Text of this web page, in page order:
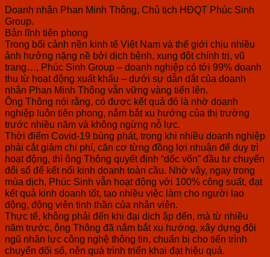
Doanh nhân Phan Minh Thông, Chủ tịch HĐQT Phúc Sinh
Group.
Bản lĩnh tiên phong
Trong bối cảnh nền kinh tế Việt Nam và thế giới chịu nhiều
ảnh hưởng nặng nề bởi dịch bệnh, xung đột chính trị, vũ
trang…, Phúc Sinh Group – doanh nghiệp có tới 99% doanh
thu từ hoạt động xuất khẩu – dưới sự dẫn dắt của doanh
nhân Phan Minh Thông vẫn vững vàng tiến lên.
Ông Thông nói rằng, có được kết quả đó là nhờ doanh
nghiệp luôn tiên phong, nắm bắt xu hướng của thị trường
trước nhiều năm và không ngừng nỗ lực.
Thời điểm Covid-19 bùng phát, trong khi nhiều doanh nghiệp
phải cắt giảm chi phí, căn cơ từng đồng lợi nhuận để duy trì
hoạt động, thì ông Thông quyết định “dốc vốn” đầu tư chuyển
đổi số để kết nối kinh doanh toàn cầu. Nhờ vậy, ngay trong
mùa dịch, Phúc Sinh vẫn hoạt động với 100% công suất, đạt
kết quả kinh doanh tốt, tạo nhiều việc làm cho người lao
động, động viên tinh thần của nhân viên.
Thực tế, không phải đến khi đại dịch ập đến, mà từ nhiều
năm trước, ông Thông đã nắm bắt xu hướng, xây dựng đội
ngũ nhân lực công nghệ thông tin, chuẩn bị cho tiến trình
chuyển đổi số, nên quá trình triển khai đạt hiệu quả.